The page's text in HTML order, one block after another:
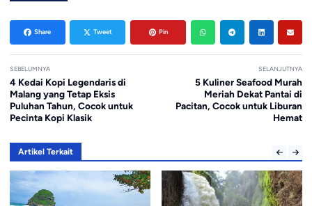
Share Tweet Pin
SEBELUMNYA
4 Kedai Kopi Legendaris di
Malang yang Tetap Eksis
Puluhan Tahun, Cocok untuk
Pecinta Kopi Klasik
SELANJUTNYA
5 Kuliner Seafood Murah
Meriah Dekat Pantai di
Pacitan, Cocok untuk Liburan
Hemat
Artikel Terkait